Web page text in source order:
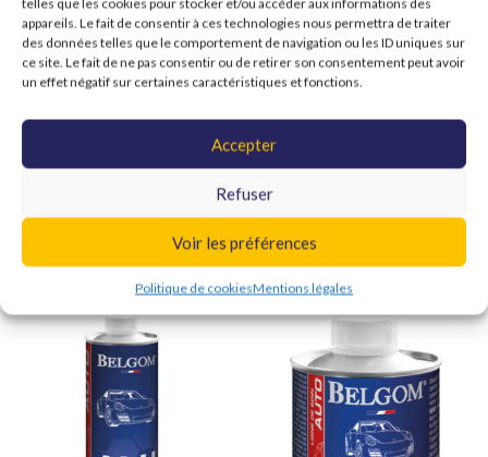
telles que les cookies pour stocker et/ou accéder aux informations des
appareils. Le fait de consentir à ces technologies nous permettra de traiter
des données telles que le comportement de navigation ou les ID uniques sur
ce site. Le fait de ne pas consentir ou de retirer son consentement peut avoir
un effet négatif sur certaines caractéristiques et fonctions.
Accepter
Refuser
Voir les préférences
Politique de cookiesMentions légales
FAIT BRILLER
Informations complémentaires
Produits similaires